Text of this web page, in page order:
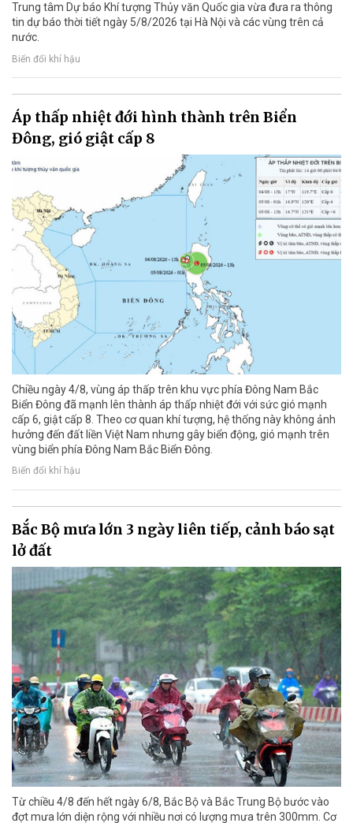
Trung tâm Dự báo Khí tượng Thủy văn Quốc gia vừa đưa ra thông
tin dự báo thời tiết ngày 5/8/2026 tại Hà Nội và các vùng trên cả
nước.
Biến đổi khí hậu
Áp thấp nhiệt đới hình thành trên Biển
Đông, gió giật cấp 8
Chiều ngày 4/8, vùng áp thấp trên khu vực phía Đông Nam Bắc
Biển Đông đã mạnh lên thành áp thấp nhiệt đới với sức gió mạnh
cấp 6, giật cấp 8. Theo cơ quan khí tượng, hệ thống này không ảnh
hưởng đến đất liền Việt Nam nhưng gây biển động, gió mạnh trên
vùng biển phía Đông Nam Bắc Biển Đông.
Biến đổi khí hậu
Bắc Bộ mưa lớn 3 ngày liên tiếp, cảnh báo sạt
lở đất
Từ chiều 4/8 đến hết ngày 6/8, Bắc Bộ và Bắc Trung Bộ bước vào
đợt mưa lớn diện rộng với nhiều nơi có lượng mưa trên 300mm. Cơ